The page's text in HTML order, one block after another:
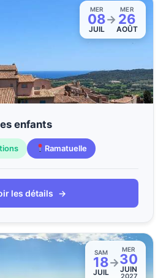
MER
08
JUIL
→
MER
26
AOÛT
enfants
Ramatuelle
les détails →
SAM
18
JUIL
→
MER
30
JUIN
2027